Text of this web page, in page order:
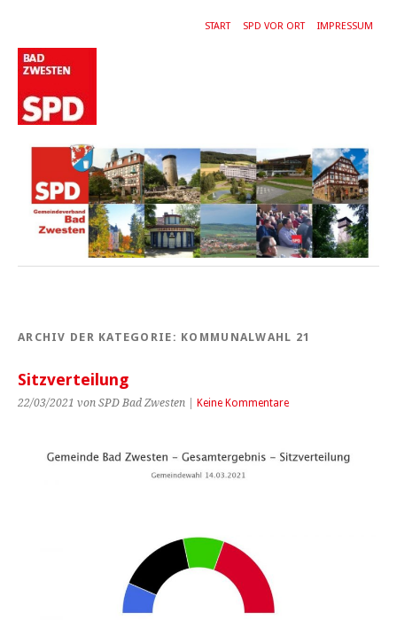
START SPD VOR ORT IMPRESSUM
ARCHIV DER KATEGORIE: KOMMUNALWAHL 21
Sitzverteilung
22/03/2021 von SPD Bad Zwesten | Keine Kommentare